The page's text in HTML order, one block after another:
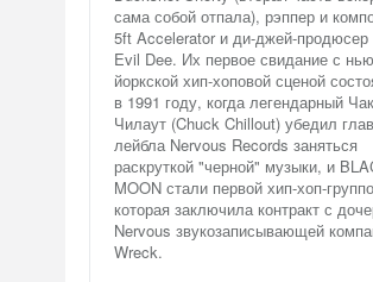
сама собой отпала), рэппер и
5ft Accelerator и ди-джей-продюсер
Evil Dee. Их первое свидание с
йоркской хип-хоповой сценой
в 1991 году, когда легендарный Чак
Чилаут (Chuck Chillout) убедил
лейбла Nervous Records заняться
раскруткой "черной" музыки, и
MOON стали первой хип-хоп-
которая заключила контракт с
Nervous звукозаписывающей
Wreck.